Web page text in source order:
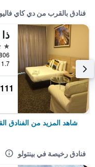
فنادق بالقرب من دي كاي
3 نجوم
1.7 كيلومتر عن وسط المدينة
111 ﷼
شاهد المزيد من الفنادق
فنادق رخيصة في بينتولو